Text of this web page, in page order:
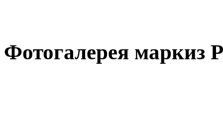
Фотогалерея маркиз